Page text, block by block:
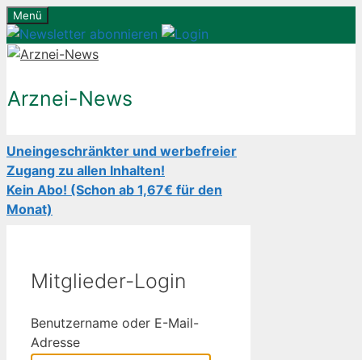
Zum
Inhalt
springen
Menü
Arznei-News
Uneingeschränkter und werbefreier
Zugang zu allen Inhalten!
Kein Abo! (Schon ab 1,67€ für den
Monat)
Mitglieder-Login
Benutzername oder E-Mail-
Adresse